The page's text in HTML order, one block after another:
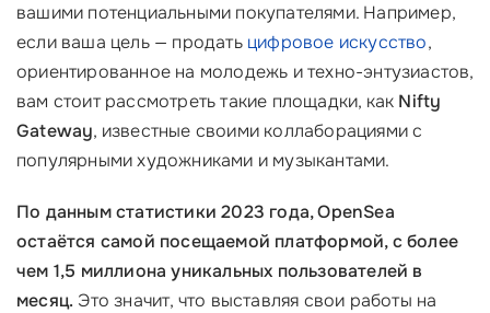
вашими потенциальными покупателями. Например,
если ваша цель — продать цифровое искусство,
ориентированное на молодежь и техно-энтузиастов,
вам стоит рассмотреть такие площадки, как Nifty
Gateway, известные своими коллаборациями с
популярными художниками и музыкантами.
По данным статистики 2023 года, OpenSea
остаётся самой посещаемой платформой, с более
чем 1,5 миллиона уникальных пользователей в
месяц. Это значит, что выставляя свои работы на